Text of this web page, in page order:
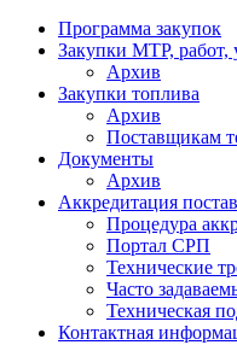
Программа закупок
Закупки МТР, работ,
Архив
Закупки топлива
Архив
Поставщикам
Документы
Архив
Аккредитация
Процедура
Портал СРП
Технические
Часто
Техническая
Контактная